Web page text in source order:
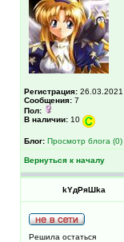
Регистрация: 26.03.2021
Сообщения: 7
Пол:
В наличии: 10
Блог: Просмотр блога (0)
Вернуться к началу
kYдРяШkа
Решила остаться